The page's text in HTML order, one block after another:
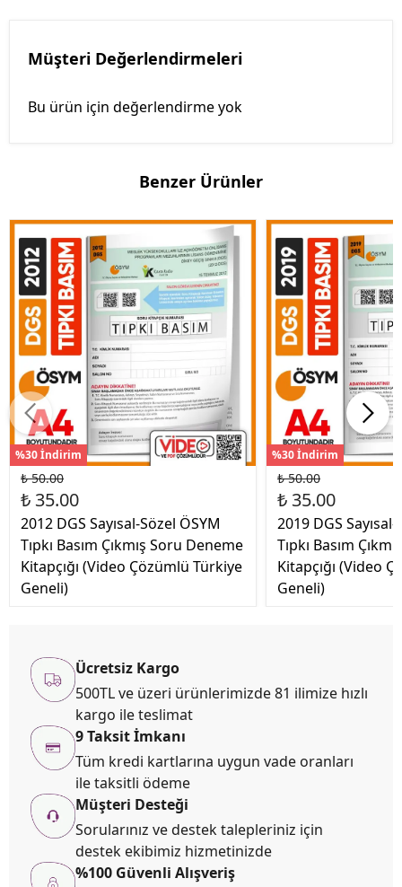
Müşteri Değerlendirmeleri
Bu ürün için değerlendirme yok
Benzer Ürünler
%30 İndirim
₺ 50.00
₺ 35.00
2012 DGS Sayısal-Sözel ÖSYM
Tıpkı Basım Çıkmış Soru Deneme
Kitapçığı (Video Çözümlü Türkiye
Geneli)
%30 İndirim
₺ 50.00
₺ 35.00
2019 DGS
Tıpkı Basım
Kitapçığı (Video
Geneli)
Ücretsiz Kargo
500TL ve üzeri ürünlerimizde 81 ilimize hızlı
kargo ile teslimat
9 Taksit İmkanı
Tüm kredi kartlarına uygun vade oranları
ile taksitli ödeme
Müşteri Desteği
Sorularınız ve destek talepleriniz için
destek ekibimiz hizmetinizde
%100 Güvenli Alışveriş